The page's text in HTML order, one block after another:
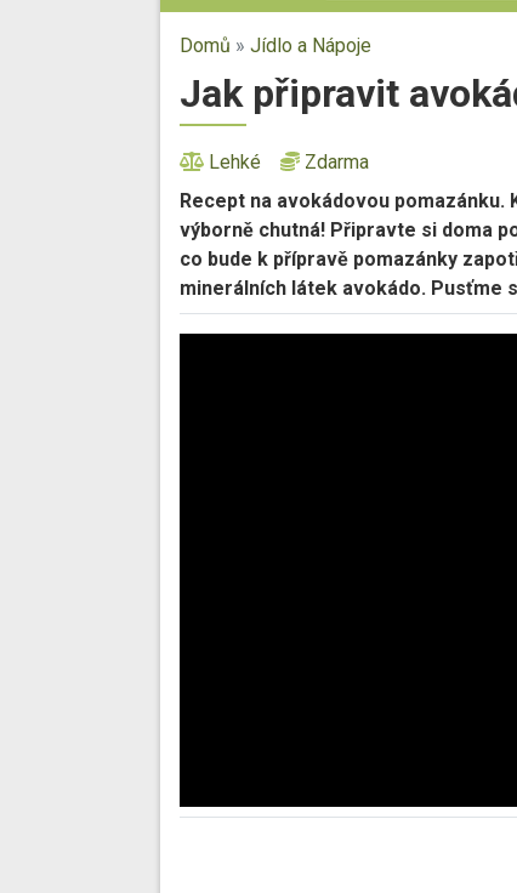
Domů » Jídlo a Nápoje
Jak připravit
Lehké Zdarma
Recept na avokádovou
výborně chutná! Připravte si doma
co bude k přípravě pomazánky
minerálních látek avokádo. Pusťme